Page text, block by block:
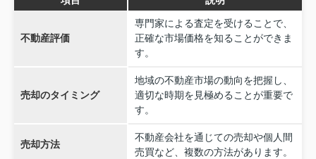
不動産評価
専門家による査定を受けることで、
正確な市場価格を知ることができま
す。
売却のタイミング
地域の不動産市場の動向を把握し、
適切な時期を見極めることが重要で
す。
売却方法
不動産会社を通じての売却や個人間
売買など、複数の方法があります。